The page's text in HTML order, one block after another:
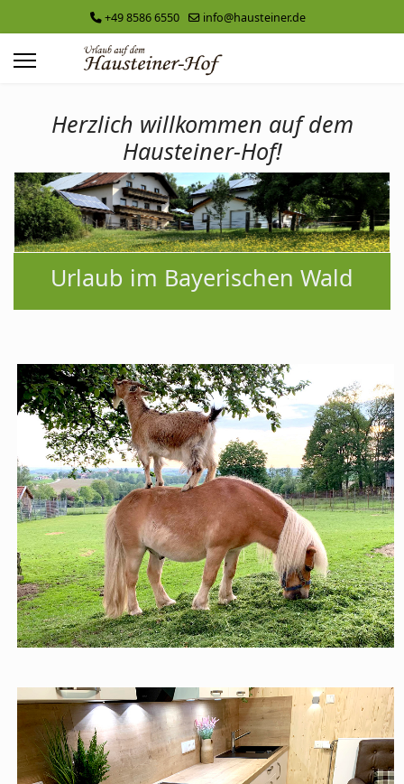
+49 8586 6550 info@hausteiner.de
Herzlich willkommen auf dem
Hausteiner-Hof!
Urlaub im Bayerischen Wald